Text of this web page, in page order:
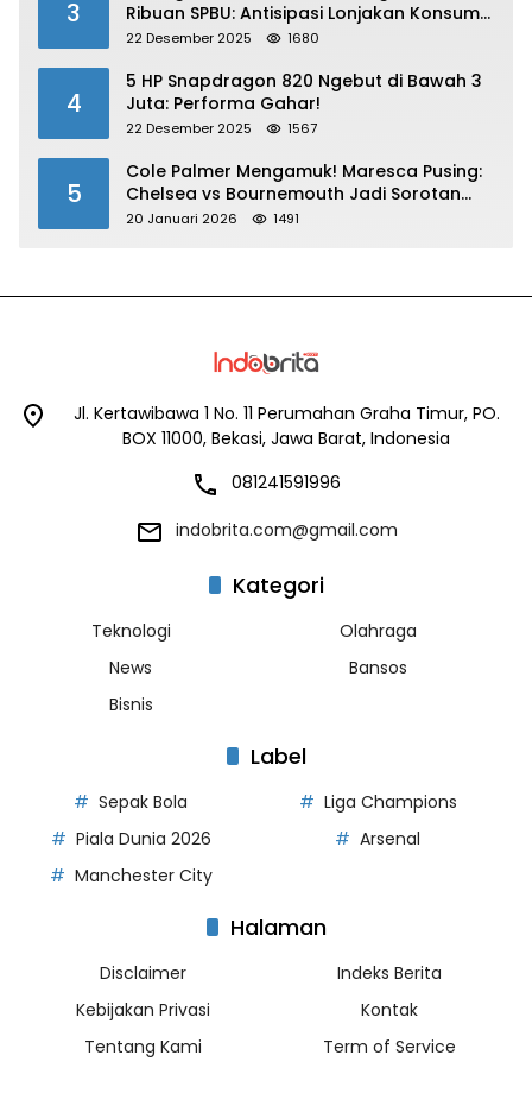
3
Ribuan SPBU: Antisipasi Lonjakan Konsumsi
BBM dan LPG!
22 Desember 2025 1680
4
5 HP Snapdragon 820 Ngebut di Bawah 3
Juta: Performa Gahar!
22 Desember 2025 1567
5
Cole Palmer Mengamuk! Maresca Pusing:
Chelsea vs Bournemouth Jadi Sorotan
Utama
20 Januari 2026 1491
Jl. Kertawibawa 1 No. 11 Perumahan Graha Timur, PO.
BOX 11000, Bekasi, Jawa Barat, Indonesia
081241591996
indobrita.com@gmail.com
Kategori
Teknologi
Olahraga
News
Bansos
Bisnis
Label
Sepak Bola
Liga Champions
Piala Dunia 2026
Arsenal
Manchester City
Halaman
Disclaimer
Indeks Berita
Kebijakan Privasi
Kontak
Tentang Kami
Term of Service